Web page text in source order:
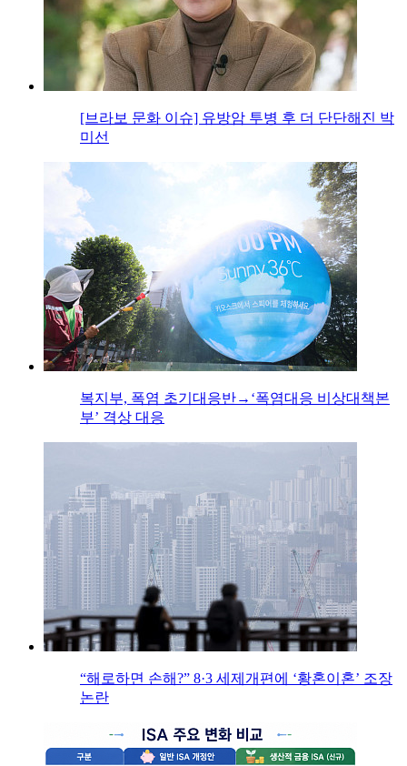
[브라보 문화 이슈] 유방암 투병 후 더 단단해진 박
미선
복지부, 폭염 초기대응반→‘폭염대응 비상대책본
부’ 격상 대응
“해로하면 손해?” 8·3 세제개편에 ‘황혼이혼’ 조장
논란